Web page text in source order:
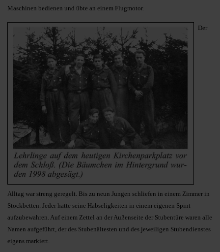
Maschinen bedienen und übte an einem Flugmotor.
Der
Alltag war streng geregelt. Bis zu neun Jungen schliefen in einem Zimmer in
Stockbetten. Jeder hatte seine Habseligkeiten in einem eigenen Spint
aufzubewahren. Auf einem Zettel an der Außenseite der Stubentüre waren alle
Namen aufgeführt, der des Stubenältesten und des jeweiligen Stubendienstes
eigens markiert.